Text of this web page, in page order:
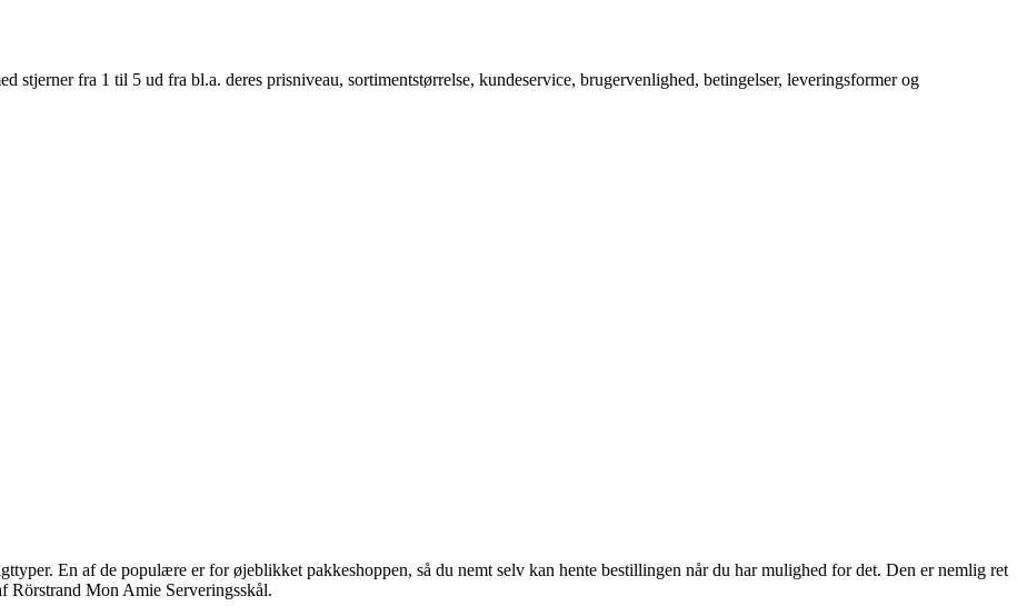
stjerner fra 1 til 5 ud fra bl.a. deres prisniveau, sortimentstørrelse, kundeservice, brugervenlighed, betingelser, leveringsformer og
En af de populære er for øjeblikket pakkeshoppen, så du nemt selv kan hente bestillingen når du har mulighed for det. Den er nemlig ret
Rörstrand Mon Amie Serveringsskål.